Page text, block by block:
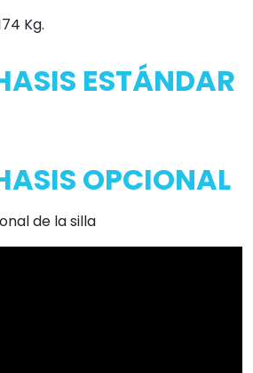
Kg.
ESTÁNDAR
OPCIONAL